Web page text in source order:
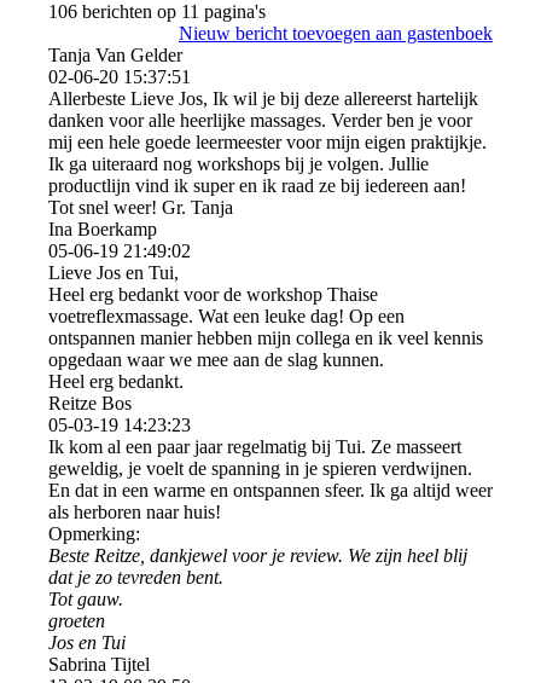
106 berichten op 11 pagina's
Nieuw bericht toevoegen aan gastenboek
Tanja Van Gelder
02-06-20 15:37:51
Allerbeste Lieve Jos, Ik wil je bij deze allereerst hartelijk
danken voor alle heerlijke massages. Verder ben je voor
mij een hele goede leermeester voor mijn eigen praktijkje.
Ik ga uiteraard nog workshops bij je volgen. Jullie
productlijn vind ik super en ik raad ze bij iedereen aan!
Tot snel weer! Gr. Tanja
Ina Boerkamp
05-06-19 21:49:02
Lieve Jos en Tui,
Heel erg bedankt voor de workshop Thaise
voetreflexmassage. Wat een leuke dag! Op een
ontspannen manier hebben mijn collega en ik veel kennis
opgedaan waar we mee aan de slag kunnen.
Heel erg bedankt.
Reitze Bos
05-03-19 14:23:23
Ik kom al een paar jaar regelmatig bij Tui. Ze masseert
geweldig, je voelt de spanning in je spieren verdwijnen.
En dat in een warme en ontspannen sfeer. Ik ga altijd weer
als herboren naar huis!
Opmerking:
Beste Reitze, dankjewel voor je review. We zijn heel blij
dat je zo tevreden bent.
Tot gauw.
groeten
Jos en Tui
Sabrina Tijtel